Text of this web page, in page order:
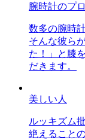
腕時計のプ
数多の腕時
そんな彼ら
た！」と膝
だきます。
美しい人
ルッキズム
絶えること